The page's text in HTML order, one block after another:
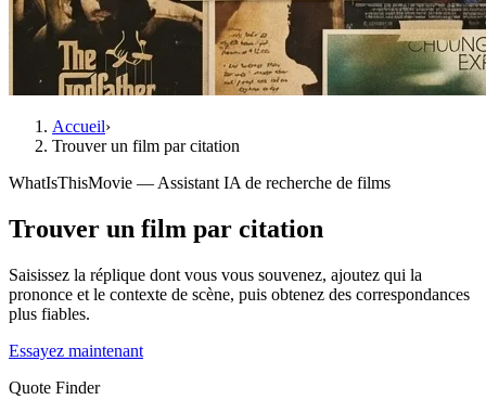
Accueil›
Trouver un film par citation
WhatIsThisMovie — Assistant IA de recherche de films
Trouver un film par citation
Saisissez la réplique dont vous vous souvenez, ajoutez qui la
prononce et le contexte de scène, puis obtenez des correspondances
plus fiables.
Essayez maintenant
Quote Finder